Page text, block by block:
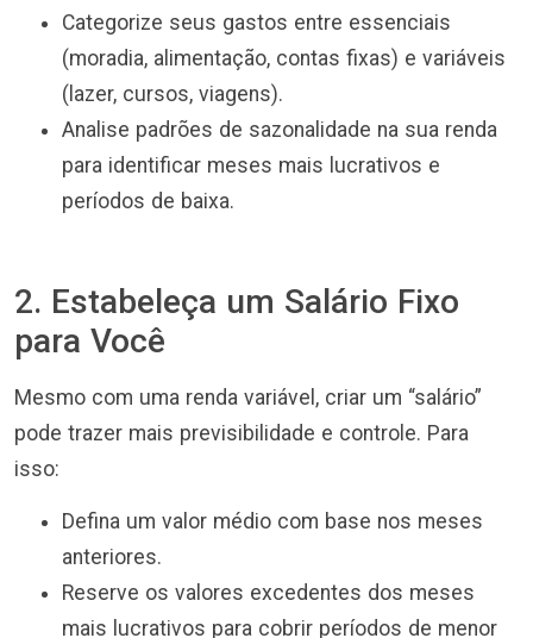
Categorize seus gastos entre essenciais
(moradia, alimentação, contas fixas) e variáveis
(lazer, cursos, viagens).
Analise padrões de sazonalidade na sua renda
para identificar meses mais lucrativos e
períodos de baixa.
2. Estabeleça um Salário Fixo
para Você
Mesmo com uma renda variável, criar um “salário”
pode trazer mais previsibilidade e controle. Para
isso:
Defina um valor médio com base nos meses
anteriores.
Reserve os valores excedentes dos meses
mais lucrativos para cobrir períodos de menor